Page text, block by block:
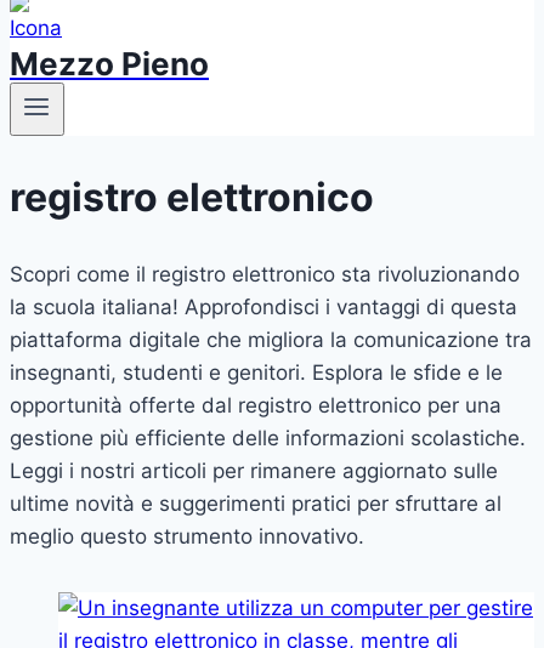
Mezzo Pieno
registro elettronico
Scopri come il registro elettronico sta rivoluzionando
la scuola italiana! Approfondisci i vantaggi di questa
piattaforma digitale che migliora la comunicazione tra
insegnanti, studenti e genitori. Esplora le sfide e le
opportunità offerte dal registro elettronico per una
gestione più efficiente delle informazioni scolastiche.
Leggi i nostri articoli per rimanere aggiornato sulle
ultime novità e suggerimenti pratici per sfruttare al
meglio questo strumento innovativo.